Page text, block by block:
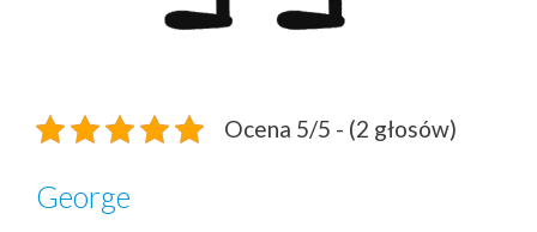
Ocena 5/5 - (2 głosów)
George